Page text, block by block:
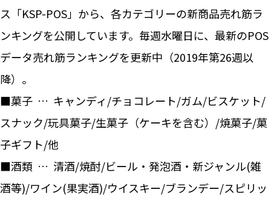
ス「KSP-POS」から、各カテゴリーの新商品売れ筋ラ
ンキングを公開しています。毎週水曜日に、最新のPOS
データ売れ筋ランキングを更新中（2019年第26週以
降）。
■菓子 … キャンディ/チョコレート/ガム/ビスケット/
スナック/玩具菓子/生菓子（ケーキを含む）/焼菓子/菓
子ギフト/他
■酒類 … 清酒/焼酎/ビール・発泡酒・新ジャンル(雑
酒等)/ワイン(果実酒)/ウイスキー/ブランデー/スピリッ